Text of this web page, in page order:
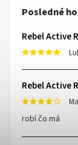
Posledné
robí čo má